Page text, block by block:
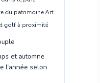
du patrimoine Art
golf à proximité
et automne
l'année selon